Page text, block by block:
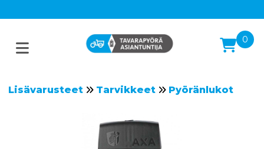
0
Lisävarusteet Tarvikkeet Pyöränlukot